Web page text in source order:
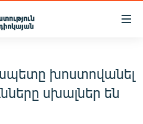
խոստովանել
սխալներ են